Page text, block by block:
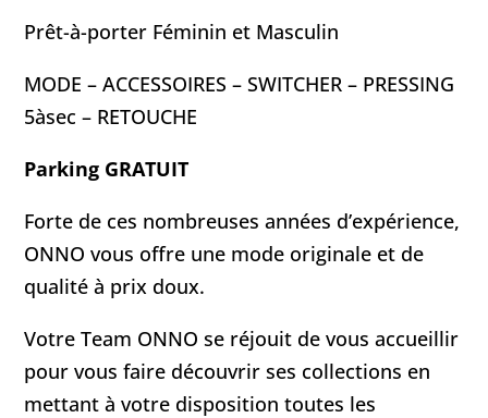
Prêt-à-porter Féminin et Masculin
MODE – ACCESSOIRES – SWITCHER – PRESSING
5àsec – RETOUCHE
Parking GRATUIT
Forte de ces nombreuses années d’expérience,
ONNO vous offre une mode originale et de
qualité à prix doux.
Votre Team ONNO se réjouit de vous accueillir
pour vous faire découvrir ses collections en
mettant à votre disposition toutes les